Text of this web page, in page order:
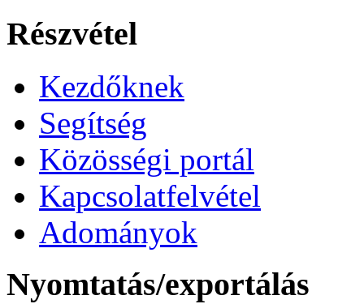
Részvétel
Kezdőknek
Segítség
Közösségi portál
Kapcsolatfelvétel
Adományok
Nyomtatás/exportálás